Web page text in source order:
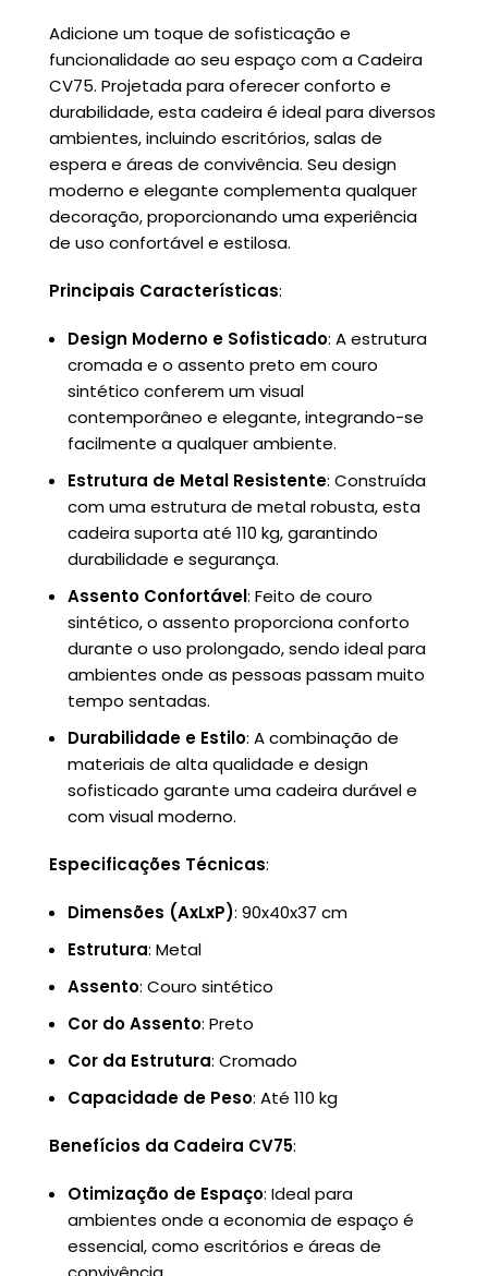
Adicione um toque de sofisticação e
funcionalidade ao seu espaço com a Cadeira
CV75. Projetada para oferecer conforto e
durabilidade, esta cadeira é ideal para diversos
ambientes, incluindo escritórios, salas de
espera e áreas de convivência. Seu design
moderno e elegante complementa qualquer
decoração, proporcionando uma experiência
de uso confortável e estilosa.
Principais Características:
Design Moderno e Sofisticado: A estrutura
cromada e o assento preto em couro
sintético conferem um visual
contemporâneo e elegante, integrando-se
facilmente a qualquer ambiente.
Estrutura de Metal Resistente: Construída
com uma estrutura de metal robusta, esta
cadeira suporta até 110 kg, garantindo
durabilidade e segurança.
Assento Confortável: Feito de couro
sintético, o assento proporciona conforto
durante o uso prolongado, sendo ideal para
ambientes onde as pessoas passam muito
tempo sentadas.
Durabilidade e Estilo: A combinação de
materiais de alta qualidade e design
sofisticado garante uma cadeira durável e
com visual moderno.
Especificações Técnicas:
Dimensões (AxLxP): 90x40x37 cm
Estrutura: Metal
Assento: Couro sintético
Cor do Assento: Preto
Cor da Estrutura: Cromado
Capacidade de Peso: Até 110 kg
Benefícios da Cadeira CV75:
Otimização de Espaço: Ideal para
ambientes onde a economia de espaço é
essencial, como escritórios e áreas de